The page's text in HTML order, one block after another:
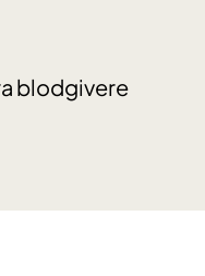
blodgivere